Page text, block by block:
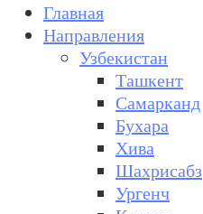
Главная
Направления
Узбекистан
Ташкент
Самарканд
Бухара
Хива
Шахрисабз
Ургенч